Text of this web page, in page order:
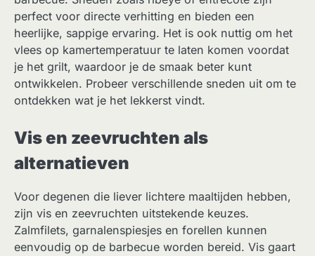
perfect voor directe verhitting en bieden een
heerlijke, sappige ervaring. Het is ook nuttig om het
vlees op kamertemperatuur te laten komen voordat
je het grilt, waardoor je de smaak beter kunt
ontwikkelen. Probeer verschillende sneden uit om te
ontdekken wat je het lekkerst vindt.
Vis en zeevruchten als
alternatieven
Voor degenen die liever lichtere maaltijden hebben,
zijn vis en zeevruchten uitstekende keuzes.
Zalmfilets, garnalenspiesjes en forellen kunnen
eenvoudig op de barbecue worden bereid. Vis gaart